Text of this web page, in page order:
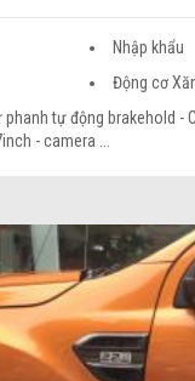
Nhập khẩu
Động cơ
phanh tự động brakehold -
- camera ...